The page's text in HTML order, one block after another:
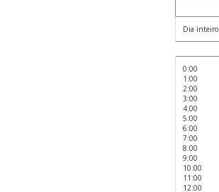
Dia inteiro
0:00
1:00
2:00
3:00
4:00
5:00
6:00
7:00
8:00
9:00
10:00
11:00
12:00